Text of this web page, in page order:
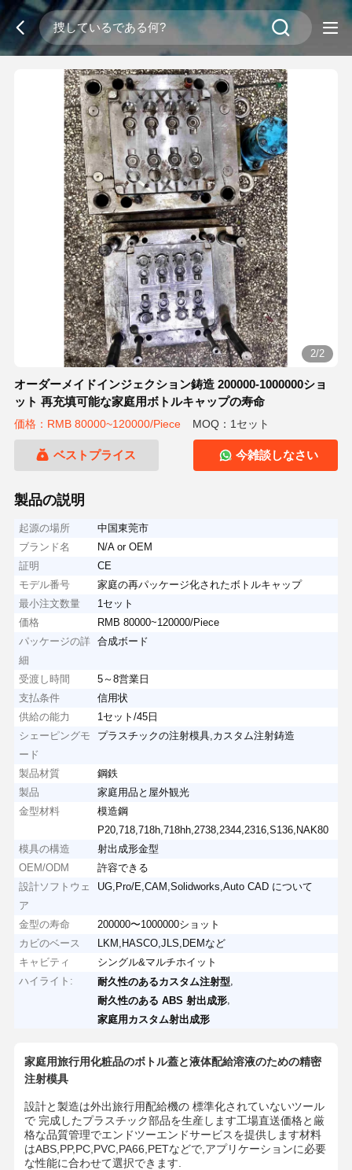
2/2
オーダーメイドインジェクション鋳造 200000-1000000ショ
ット 再充填可能な家庭用ボトルキャップの寿命
価格：RMB 80000~120000/Piece MOQ：1セット
ベストプライス 今雑談しなさい
製品の説明
起源の場所
中国東莞市
ブランド名
N/A or OEM
証明
CE
モデル番号
家庭の再パッケージ化されたボトルキャップ
最小注文数量
1セット
価格
RMB 80000~120000/Piece
パッケージの詳
細
合成ボード
受渡し時間
5～8営業日
支払条件
信用状
供給の能力
1セット/45日
シェーピングモ
ード
プラスチックの注射模具,カスタム注射鋳造
製品材質
鋼鉄
製品
家庭用品と屋外観光
金型材料
模造鋼
P20,718,718h,718hh,2738,2344,2316,S136,NAK80
模具の構造
射出成形金型
OEM/ODM
許容できる
設計ソフトウェ
ア
UG,Pro/E,CAM,Solidworks,Auto CAD について
金型の寿命
200000〜1000000ショット
カビのベース
LKM,HASCO,JLS,DEMなど
キャビティ
シングル&マルチホイット
ハイライト:
耐久性のあるカスタム注射型
耐久性のある ABS 射出成形
家庭用カスタム射出成形
家庭用旅行用化粧品のボトル蓋と液体配給溶液のための精密
注射模具
設計と製造は外出旅行用配給機の 標準化されていないツール
で 完成したプラスチック部品を生産します工場直送価格と厳
格な品質管理でエンドツーエンドサービスを提供します材料
はABS,PP,PC,PVC,PA66,PETなどで,アプリケーションに必要
な性能に合わせて選択できます.